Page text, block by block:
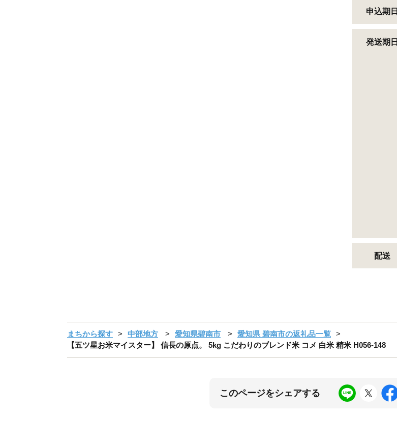
申込期日
発送期日
配送
まちから探す 中部地方 愛知県碧南市
愛知県 碧南市の返礼品一覧
【五ツ星お米マイスター】 信長の原点。 5kg こだわりのブレンド米 コメ 白米 精米 H056-148
このページをシェアする